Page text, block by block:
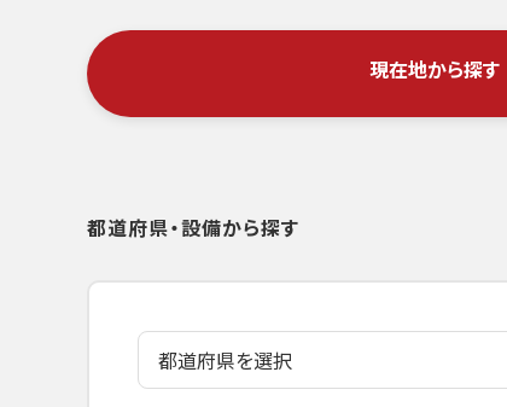
現在地から探す
都道府県・設備から探す